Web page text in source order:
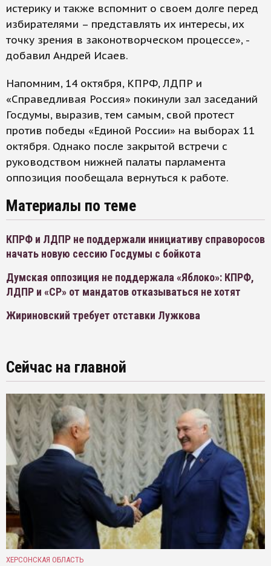
истерику и также вспомнит о своем долге перед
избирателями – представлять их интересы, их
точку зрения в законотворческом процессе», -
добавил Андрей Исаев.
Напомним, 14 октября, КПРФ, ЛДПР и
«Справедливая Россия» покинули зал заседаний
Госдумы, выразив, тем самым, свой протест
против победы «Единой России» на выборах 11
октября. Однако после закрытой встречи с
руководством нижней палаты парламента
оппозиция пообещала вернуться к работе.
Материалы по теме
КПРФ и ЛДПР не поддержали инициативу справоросов
начать новую сессию Госдумы с бойкота
Думская оппозиция не поддержала «Яблоко»: КПРФ,
ЛДПР и «СР» от мандатов отказываться не хотят
Жириновский требует отставки Лужкова
Сейчас на главной
ХЕРСОНСКАЯ ОБЛАСТЬ